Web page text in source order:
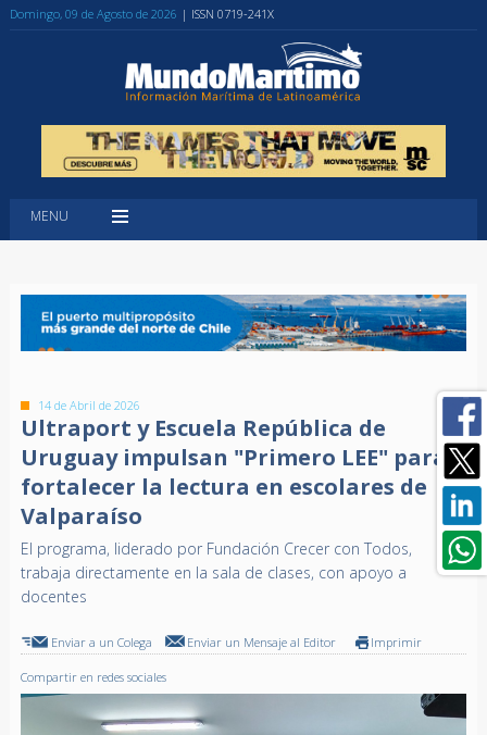
Domingo, 09 de Agosto de 2026 | ISSN 0719-241X
MENU
14 de Abril de 2026
Ultraport y Escuela República de
Uruguay impulsan "Primero LEE" para
fortalecer la lectura en escolares de
Valparaíso
El programa, liderado por Fundación Crecer con Todos,
trabaja directamente en la sala de clases, con apoyo a
docentes
Enviar a un Colega Enviar un Mensaje al Editor Imprimir
Compartir en redes sociales